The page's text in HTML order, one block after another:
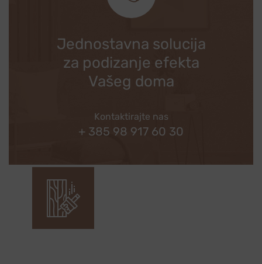
Jednostavna solucija
za podizanje efekta
Vašeg doma
Kontaktirajte nas
+ 385 98 917 60 30